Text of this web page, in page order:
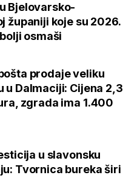
Bjelovarsko-
županiji koje su 2026.
osmaši
prodaje veliku
u Dalmaciji: Cijena 2,3
zgrada ima 1.400
u slavonsku
Tvornica bureka širi